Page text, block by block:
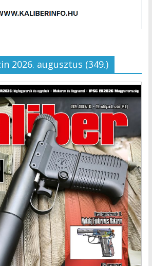
2026. augusztus (349.)